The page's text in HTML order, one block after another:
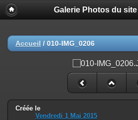
Galerie Photos du
Accueil / 010-IMG_0206
Créée le
Vendredi 1 Mai 2015